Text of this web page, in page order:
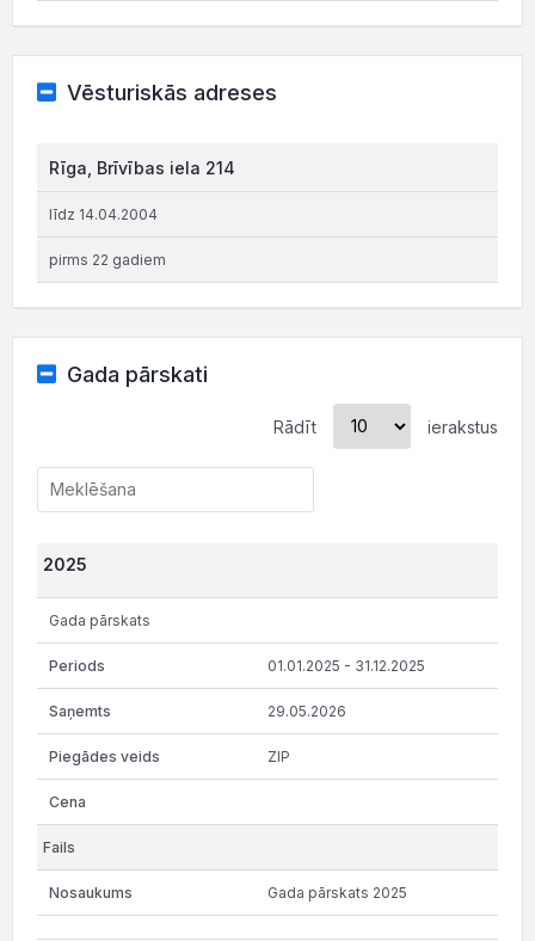
Vēsturiskās adreses
Rīga, Brīvības iela 214
līdz 14.04.2004
pirms 22 gadiem
Gada pārskati
Rādīt ierakstus
2025
Gada pārskats
01.01.2025 - 31.12.2025
29.05.2026
ZIP
Gada pārskats 2025